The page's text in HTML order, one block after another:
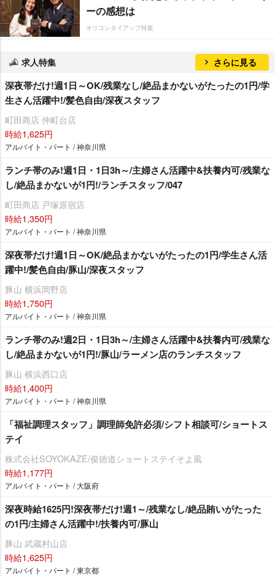
ーの感想は
オリコンタイアップ特集
求人特集 さらに見る
深夜帯だけ!週1日～OK/残業なし/絶品まかないがたったの1円/学
生さん活躍中!/髪色自由/深夜スタッフ
町田商店 仲町台店
時給1,625円
アルバイト・パート / 神奈川県
ランチ帯のみ!週1日・1日3h～/主婦さん活躍中&扶養内可/残業な
し/絶品まかないが1円!/ランチスタッフ/047
町田商店 戸塚原宿店
時給1,350円
アルバイト・パート / 神奈川県
深夜帯だけ!週1日～OK/絶品まかないがたったの1円/学生さん活
躍中!/髪色自由/豚山/深夜スタッフ
豚山 横浜岡野店
時給1,750円
アルバイト・パート / 神奈川県
ランチ帯のみ!週2日・1日3h～/主婦さん活躍中&扶養内可/残業な
し/絶品まかないが1円!/豚山/ラーメン店のランチスタッフ
豚山 横浜西口店
時給1,400円
アルバイト・パート / 神奈川県
「福祉調理スタッフ」調理師免許必須/シフト相談可/ショートス
テイ
株式会社SOYOKAZE/俊徳道ショートステイそよ風
時給1,177円
アルバイト・パート / 大阪府
深夜時給1625円!深夜帯だけ!週1～/残業なし/絶品賄いがたった
の1円/主婦さん活躍中!/扶養内可/豚山
豚山 武蔵村山店
時給1,625円
アルバイト・パート / 東京都